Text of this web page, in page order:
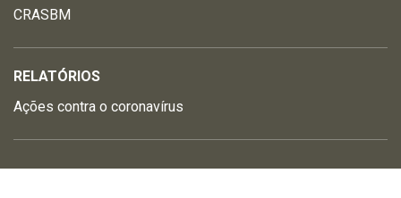
CRASBM
RELATÓRIOS
Ações contra o coronavírus